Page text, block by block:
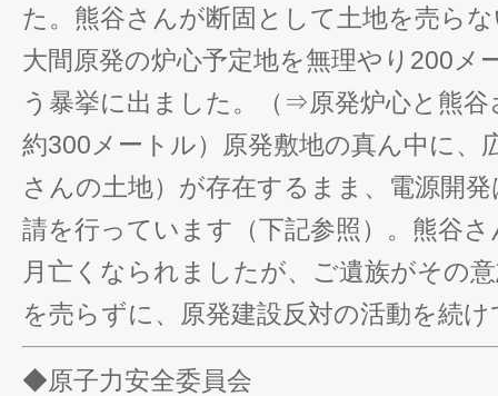
た。熊谷さんが断固として土地を売ら
大間原発の炉心予定地を無理やり200メ
う暴挙に出ました。（⇒原発炉心と熊
約300メートル）原発敷地の真ん中に、
さんの土地）が存在するまま、電源開
請を行っています（下記参照）。熊谷
月亡くなられましたが、ご遺族がその
を売らずに、原発建設反対の活動を続
◆原子力安全委員会